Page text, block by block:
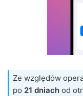
Ze względów
po 21 dniach od